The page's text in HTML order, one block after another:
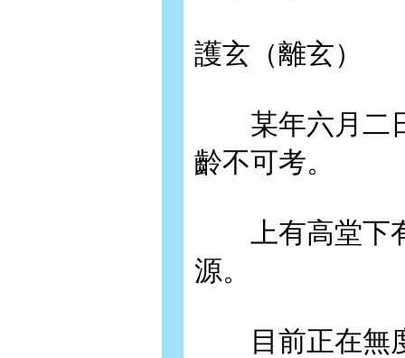
護玄（離玄）
某年六月二日
齡不可考。
上有高堂下有
源。
目前正在無度